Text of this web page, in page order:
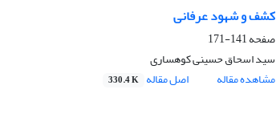
کشف و شهود عرفانی
صفحه141-171
سید اسحاق حسینی کوهساری
مشاهده مقاله
اصل مقاله 330.4 K